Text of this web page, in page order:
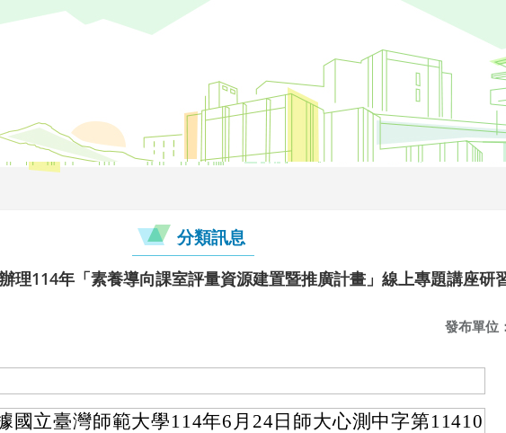
分類訊息
理114年「素養導向課室評量資源建置暨推廣計畫」線上專題講座研
發布單位：
國立臺灣師範大學114年6月24日師大心測中字第11410